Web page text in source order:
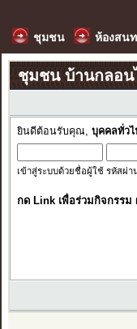
ชุมชน ห้องสน
ชุมชน บ้านกลอ
ยินดีต้อนรับคุณ, บุคคลทั่วไ
เข้าสู่ระบบด้วยชื่อผู้ใช้ รหัสผ่า
กด Link เพื่อร่วมกิจกรร